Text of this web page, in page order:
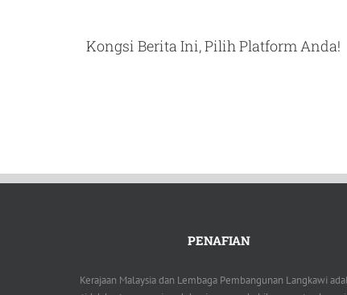
Kongsi Berita Ini, Pilih Platform Anda!
PENAFIAN
Kerajaan Malaysia dan Lembaga Pembangunan Langkawi